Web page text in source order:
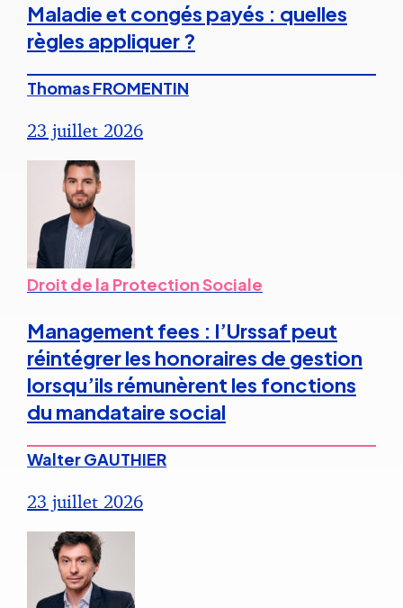
Maladie et congés payés : quelles
règles appliquer ?
Thomas FROMENTIN
23 juillet 2026
Droit de la Protection Sociale
Management fees : l’Urssaf peut
réintégrer les honoraires de gestion
lorsqu’ils rémunèrent les fonctions
du mandataire social
Walter GAUTHIER
23 juillet 2026